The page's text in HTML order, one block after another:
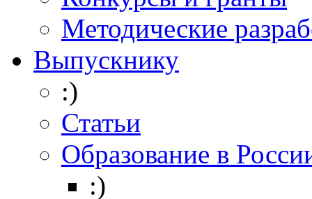
Методические
Выпускнику
:)
Статьи
Образование в
:)